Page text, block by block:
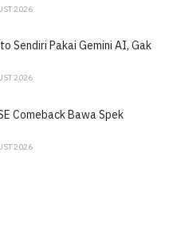
2026
Sendiri Pakai Gemini AI, Gak
2026
Comeback Bawa Spek
2026